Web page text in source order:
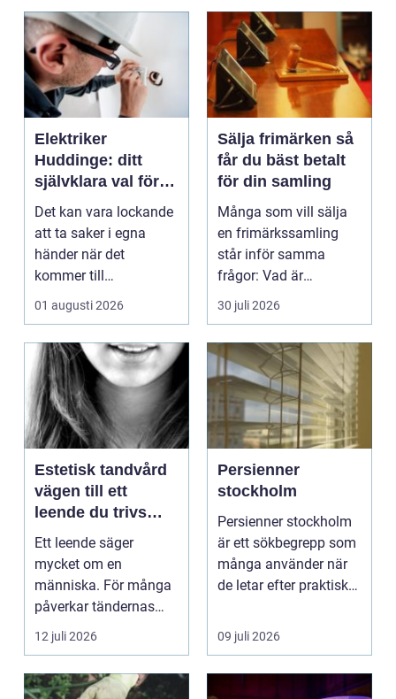
Elektriker
Huddinge: ditt
självklara val för
säker elinstallation
Det kan vara lockande
att ta saker i egna
händer när det
kommer till
hemförbättr...
01 augusti 2026
Sälja frimärken så
får du bäst betalt
för din samling
Många som vill sälja
en frimärkssamling
står inför samma
frågor: Vad är
samlingen värd? Var
vänder m...
30 juli 2026
Estetisk tandvård
vägen till ett
leende du trivs
med
Ett leende säger
mycket om en
människa. För många
påverkar tändernas
utseende både
självförtroendet ...
12 juli 2026
Persienner
stockholm
Persienner stockholm
är ett sökbegrepp som
många använder när
de letar efter praktiska
09 juli 2026